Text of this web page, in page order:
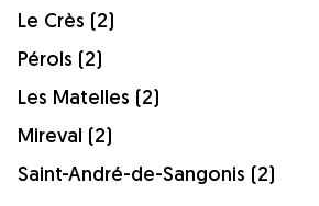
Le Crès (2)
Pérols (2)
Les Matelles (2)
Mireval (2)
Saint-André-de-Sangonis (2)